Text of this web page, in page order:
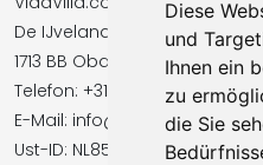
Diese
und
Ihnen ein
zu
die Sie
De IJvelandssloot 20
1713 BB Obdam, Niederlande
Telefon: +31854016545
E-Mail: info@vidavilla.com
Ust-ID: NL855781919B01